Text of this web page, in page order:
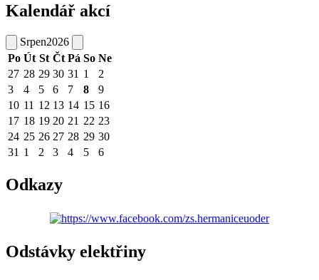
Kalendář akcí
Srpen2026
Po Út St Čt Pá So Ne
27 28 29 30 31 1
2
3
4 5 6 7 8
9
10 11 12 13 14 15 16
17 18 19 20 21 22 23
24 25 26 27 28 29 30
31 1 2 3 4 5 6
Odkazy
Odstávky elektřiny